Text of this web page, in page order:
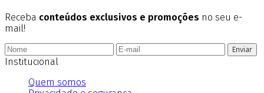
Receba conteúdos exclusivos e promoções no seu e-
mail!
Enviar
Institucional
Quem somos